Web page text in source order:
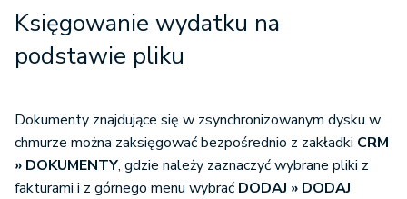
Księgowanie wydatku na
podstawie pliku
Dokumenty znajdujące się w zsynchronizowanym dysku w
chmurze można zaksięgować bezpośrednio z zakładki CRM
» DOKUMENTY, gdzie należy zaznaczyć wybrane pliki z
fakturami i z górnego menu wybrać DODAJ » DODAJ